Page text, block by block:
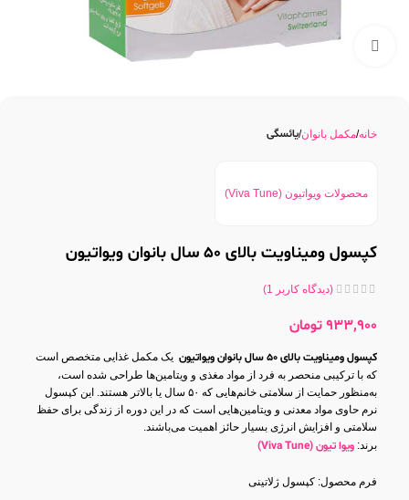
بزرگنمایی تصویر
خانه مکمل بانوان یائسگی
محصولات ویواتیون (Viva Tune)
کپسول ومیناویت بالای 50 سال بانوان ویواتیون
(دیدگاه کاربر 1
)
933,900تومان
کپسول ومیناویت بالای 50 سال بانوان ویواتیون
یک مکمل غذایی متخصص است
که با ترکیبی منحصر به فرد از مواد مغذی و ویتامین‌ها طراحی شده است،
به‌منظور حمایت از سلامتی خانم‌هایی که ۵۰ سال یا بالاتر هستند. این کپسول
نرم حاوی مواد معدنی و ویتامین‌هایی است که در این دوره از زندگی برای حفظ
سلامتی و افزایش انرژی بسیار حائز اهمیت می‌باشند.
برند: ویوا تیون (Viva Tune)
فرم محصول: کپسول ژلاتینی